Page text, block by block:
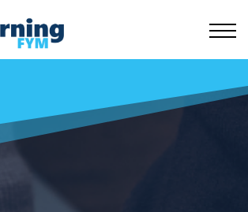
Risorse Gratuite
Chi Siamo